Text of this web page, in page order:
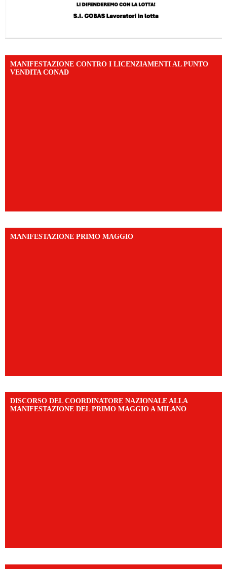
MANIFESTAZIONE CONTRO I LICENZIAMENTI AL PUNTO
VENDITA CONAD
MANIFESTAZIONE PRIMO MAGGIO
DISCORSO DEL COORDINATORE NAZIONALE ALLA
MANIFESTAZIONE DEL PRIMO MAGGIO A MILANO